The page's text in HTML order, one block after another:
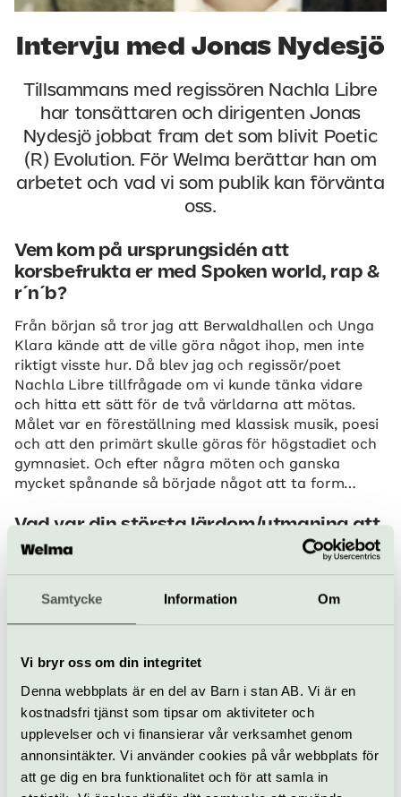
Samtycke Information Om
Vi bryr oss om din integritet
Denna webbplats är en del av Barn i stan AB. Vi är en
kostnadsfri tjänst som tipsar om aktiviteter och
upplevelser och vi finansierar vår verksamhet genom
annonsintäkter. Vi använder cookies på vår webbplats för
att ge dig en bra funktionalitet och för att samla in
Intervju med Jonas Nydesjö
Tillsammans med regissören Nachla Libre
har tonsättaren och dirigenten Jonas
Nydesjö jobbat fram det som blivit Poetic
(R) Evolution. För Welma berättar han om
arbetet och vad vi som publik kan förvänta
oss.
Vem kom på ursprungsidén att
korsbefrukta er med Spoken world, rap &
r´n´b?
Från början så tror jag att Berwaldhallen och Unga
Klara kände att de ville göra något ihop, men inte
riktigt visste hur. Då blev jag och regissör/poet
Nachla Libre tillfrågade om vi kunde tänka vidare
och hitta ett sätt för de två världarna att mötas.
Målet var en föreställning med klassisk musik, poesi
och att den primärt skulle göras för högstadiet och
gymnasiet. Och efter några möten och ganska
mycket spånande så började något att ta form…
Vad var din största lärdom/utmaning att
producera något ihop med Spoken
Jag kände så starkt när vi gjorde föreställningarna
även den musik som skrivs för symfoniorkestrarna
axel mot axel med Robin Nazaris text om
skjutningar i förorten, och känslan var att de
uttryckte samma sak. Och så klart kompletterade
varandra. Otroligt stark upplevelse.